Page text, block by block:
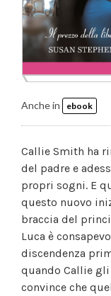
Anche in ebook
Callie Smith ha
del padre e
propri sogni. E
questo nuovo
braccia del
Luca è
discendenza
quando Callie
convince che